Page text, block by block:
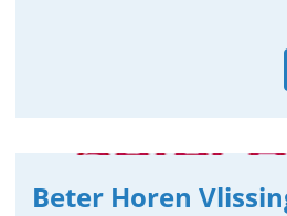
Beter Horen